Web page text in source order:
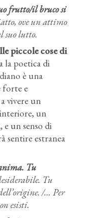
frutto/il bruco si
ove un attimo
suo lutto.
piccole cose di
poetica di
è una
forte e
vivere un
un
un senso di
sentire estranea
Tu
Tu
/… Per
esisti.